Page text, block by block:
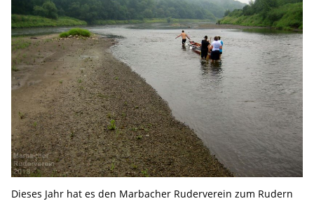
Dieses Jahr hat es den Marbacher Ruderverein zum Rudern